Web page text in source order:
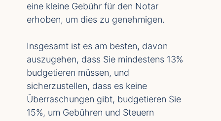
eine kleine Gebühr für den Notar
erhoben, um dies zu genehmigen.
Insgesamt ist es am besten, davon
auszugehen, dass Sie mindestens 13%
budgetieren müssen, und
sicherzustellen, dass es keine
Überraschungen gibt, budgetieren Sie
15%, um Gebühren und Steuern